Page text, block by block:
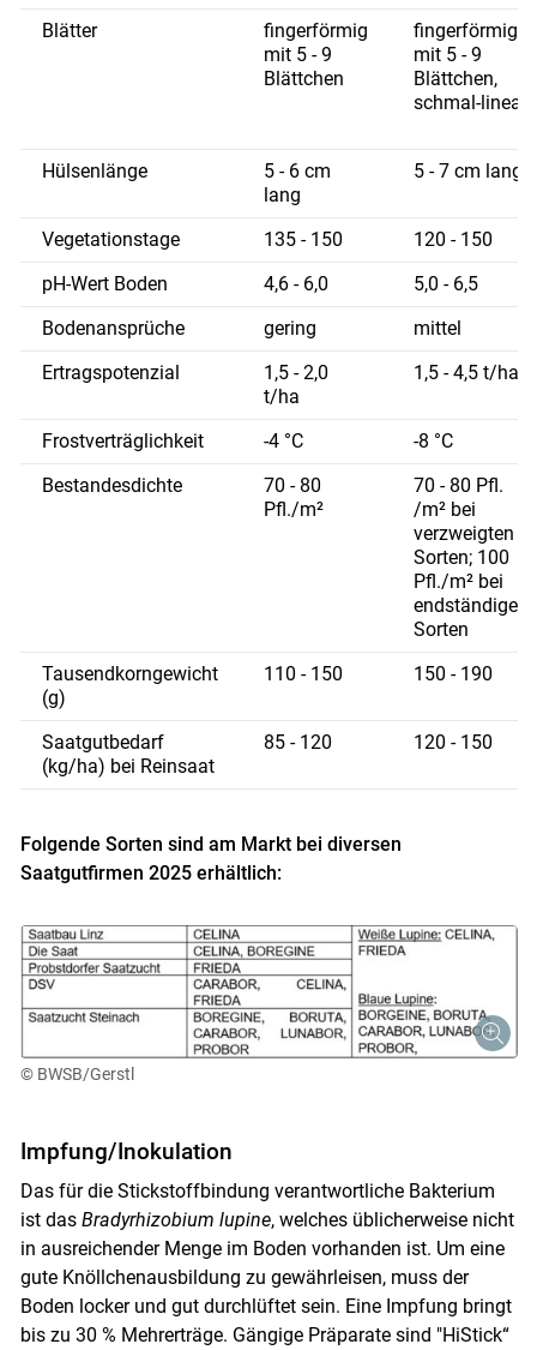
Skip to main content
Blätter
fingerförmig
mit 5 - 9
Blättchen
fingerförmig
mit 5 - 9
Blättchen,
schmal-lineal
Hülsenlänge
5 - 6 cm
lang
5 - 7 cm lang
Vegetationstage 135 - 150
120 - 150
pH-Wert Boden
4,6 - 6,0
5,0 - 6,5
Bodenansprüche
gering
mittel
Ertragspotenzial
1,5 - 2,0
t/ha
1,5 - 4,5 t/ha
Frostverträglichkeit -4 °C
-8 °C
Bestandesdichte
70 - 80
Pfl./m²
70 - 80 Pfl.
/m² bei
verzweigten
Sorten; 100
Pfl./m² bei
endständigen
Sorten
Tausendkorngewicht
(g)
110 - 150 150 - 190
Saatgutbedarf
(kg/ha) bei Reinsaat
85 - 120 120 - 150
Folgende Sorten sind am Markt bei diversen
Saatgutfirmen 2025 erhältlich:
© BWSB/Gerstl
Impfung/Inokulation
Das für die Stickstoffbindung verantwortliche Bakterium
ist das Bradyrhizobium lupine, welches üblicherweise nicht
in ausreichender Menge im Boden vorhanden ist. Um eine
gute Knöllchenausbildung zu gewährleisen, muss der
Boden locker und gut durchlüftet sein. Eine Impfung bringt
bis zu 30 % Mehrerträge. Gängige Präparate sind "HiStick“